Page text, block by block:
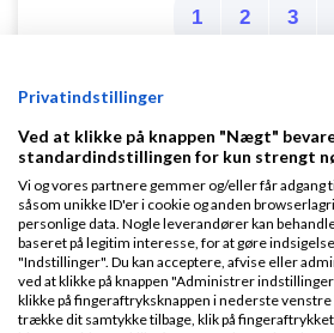
1 2 3
Det er egentlig ret vildt... AI-
Nyeste indlæg
GrN.dk - AI
Mobile Apps Flutter ,den 08-
Privatindstillinger
Ved at klikke på knappen "Nægt"
standardindstillingen for kun strengt
Vi og vores partnere gemmer og/eller får adgang
såsom unikke ID'er i cookie og anden
personlige data. Nogle leverandører kan
baseret på legitim interesse, for at gøre
"Indstillinger". Du kan acceptere, afvise eller
ved at klikke på knappen "Administrer
klikke på fingeraftryksknappen i nederste
trække dit samtykke tilbage, klik på